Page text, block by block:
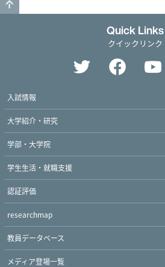
Quick Links
クイックリンク
入試情報
大学紹介・研究
学部・大学院
学生生活・就職支援
認証評価
researchmap
教員データベース
メディア登場一覧